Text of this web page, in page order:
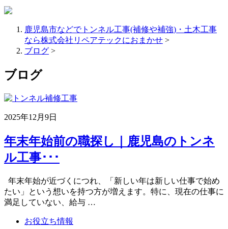
鹿児島市などでトンネル工事(補修や補強)・土木工事
なら株式会社リペアテックにおまかせ >
ブログ >
ブログ
2025年12月9日
年末年始前の職探し｜鹿児島のトンネ
ル工事･･･
年末年始が近づくにつれ、「新しい年は新しい仕事で始め
たい」という想いを持つ方が増えます。特に、現在の仕事に
満足していない、給与 …
お役立ち情報